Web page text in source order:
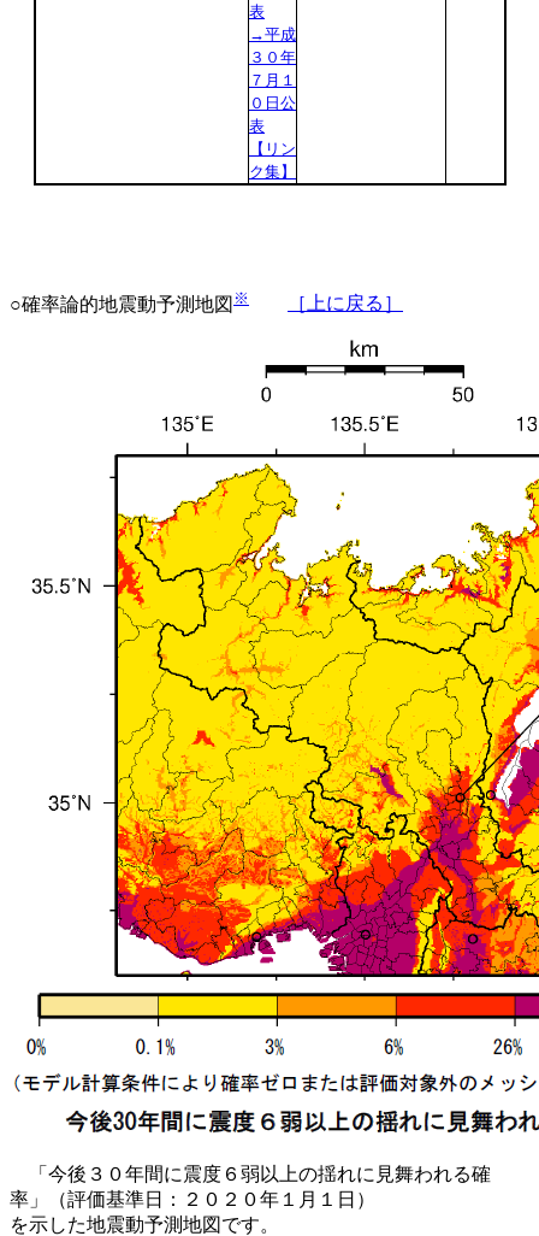
表
→平成
３０年
７月１
０日公
表
【リン
ク集】
○確率論的地震動予測地図 ※ ［上に戻る］
「今後３０年間に震度６弱以上の揺れに見舞われる確
率」（評価基準日：２０２０年１月１日）
を示した地震動予測地図です。